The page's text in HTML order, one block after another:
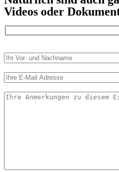
Videos oder